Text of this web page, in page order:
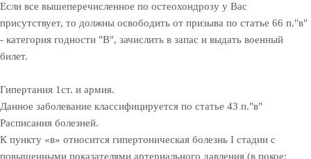
Если все вышеперечисленное по остеохондрозу у Вас
присутствует, то должны освободить от призыва по статье 66 п."в"
- категория годности "В", зачислить в запас и выдать военный
билет.
Гипертания 1ст. и армия.
Данное заболевание классифицируется по статье 43 п."в"
Расписания болезней.
К пункту «в» относится гипертоническая болезнь I стадии с
повышенными показателями артериального давления (в покое: